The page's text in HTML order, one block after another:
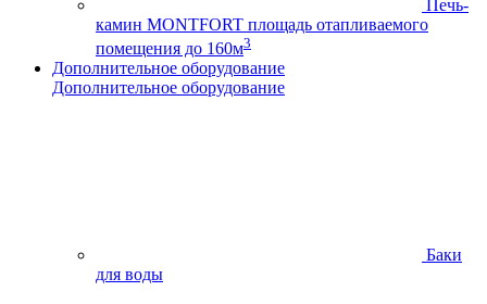
Печь-
камин MONTFORT площадь отапливаемого
помещения до 160м3
Дополнительное оборудование
Дополнительное оборудование
Баки
для воды